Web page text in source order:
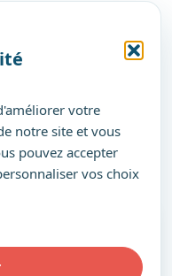
votre
notre site et vous
pouvez accepter
vos choix